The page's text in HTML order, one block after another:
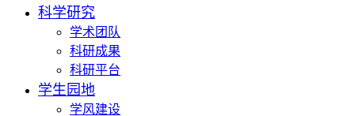
科学研究
学术团队
科研成果
科研平台
学生园地
学风建设